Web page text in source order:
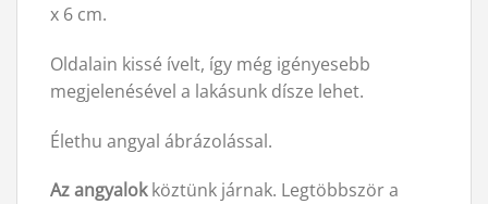
x 6 cm.
Oldalain kissé ívelt, így még igényesebb
megjelenésével a lakásunk dísze lehet.
Élethu angyal ábrázolással.
Az angyalokköztünk járnak. Legtöbbször a